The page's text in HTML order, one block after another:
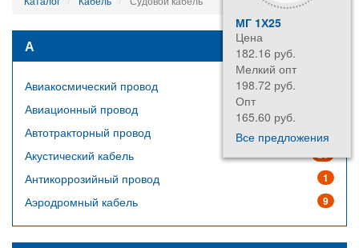
REXANT RG-11
38.50 руб.
Мелкий опт
42.00 руб.
35.00 руб.
Все предложения
А
Авиакосмический провод
Авиационный провод
Автотракторный провод
20
Акустический кабель
1
Антикоррозийный провод
9
Аэродромный кабель